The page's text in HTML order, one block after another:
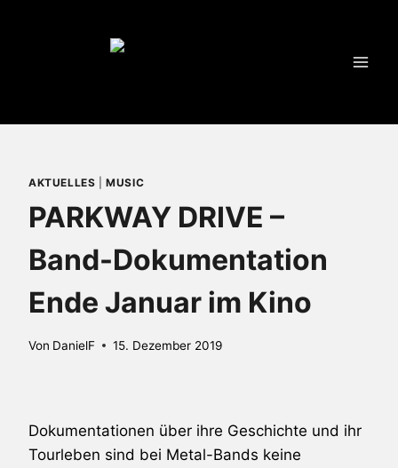
AKTUELLES |MUSIC
PARKWAY DRIVE –
Band-Dokumentation
Ende Januar im Kino
Von DanielF 15. Dezember 2019
Dokumentationen über ihre Geschichte und ihr
Tourleben sind bei Metal-Bands keine